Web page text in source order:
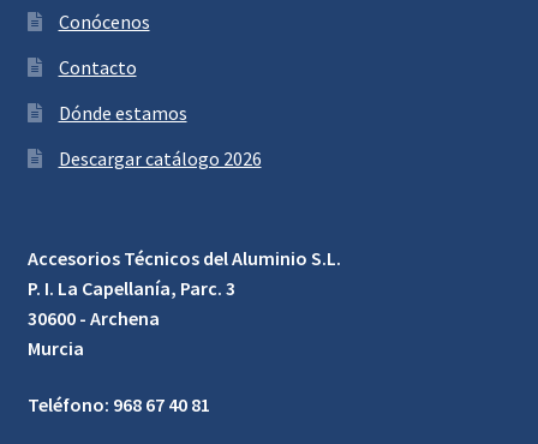
Conócenos
Contacto
Dónde estamos
Descargar catálogo 2026
Accesorios Técnicos del Aluminio S.L.
P. I. La Capellanía, Parc. 3
30600 - Archena
Murcia
Teléfono: 968 67 40 81